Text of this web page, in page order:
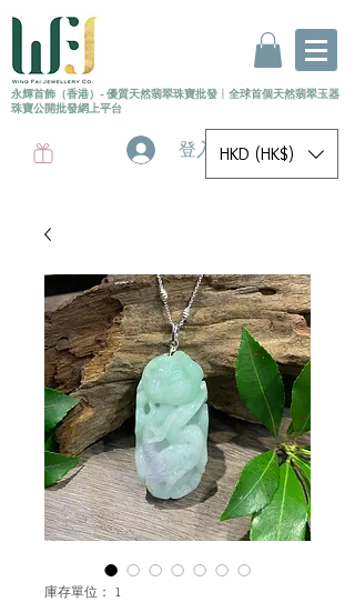
永輝首飾（香港）- 優質天然翡翠珠寶批發 〡 全球首個天然翡翠玉器
珠寶公開批發網上平台
登入 HKD (HK$)
庫存單位： 1